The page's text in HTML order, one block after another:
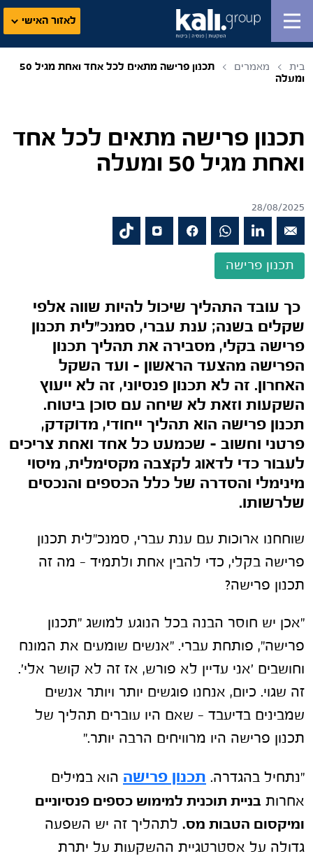
לאזור האישי
בית מאמרים
תכנון פרישה מתאים לכל אחד ואחת מגיל 50
ומעלה
תכנון פרישה מתאים לכל אחד
ואחת מגיל 50 ומעלה
28/08/2025
תכנון פרישה
כך עובד התהליך שיכול להיות שווה אלפי
שקלים בשנה; ענת עברי, סמנכ"לית תכנון
פרישה בקלי, מסבירה את תהליך תכנון
הפרישה מהצעד הראשון – ועד השקל
האחרון. זה לא תכנון פנסיוני, זה לא ייעוץ
השקעות וזאת לא שיחה עם סוכן ביטוח.
תכנון פרישה הוא תהליך ייחודי, מדוקדק,
פרטני וחשוב – שכמעט כל אחד ואחת צריכים
לעבור כדי לדאוג לקצבה מקסימלית, מיסוי
מינימלי והסדרה של כלל הכספים והנכסים
שלרשותו.
שוחחנו ארוכות עם ענת עברי, סמנכ"לית תכנון
פרישה בקלי, כדי להבין אחת ולתמיד – מה זה
תכנון פרישה?
"אכן יש חוסר הבנה בכל הנוגע למושג "תכנון
פרישה", פותחת עברי. "אנשים שומעים את המונח
וחושבים 'אני עדיין לא פורש, אז זה לא קושר אלי'.
זה שגוי. כיום, אנחנו פוגשים יותר ויותר אנשים
שמבינים בדיעבד – שאם היו עוברים תהליך של
תכנון פרישה היו מרוויחים הרבה יותר."
"נתחיל בהגדרה. תכנון פרישה הוא במילים
אחרות בניית תוכנית למימוש כספים פנסיוניים
ומיקסום הטבות מס. לתהליך זה יש השפעה
גדולה על אסטרטגיית ההשקעות על יתרת